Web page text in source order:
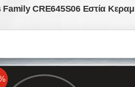
CRE645S06 Εστία